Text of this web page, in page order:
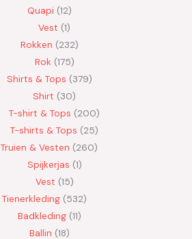
Quapi 12
Vest 1
Rokken 232
Rok 175
Shirts & Tops 379
Shirt
30
T-shirt & Tops
200
T-shirts & Tops
25
Truien & Vesten
260
Spijkerjas 1
Vest 15
Tienerkleding 532
Badkleding 11
Ballin 18